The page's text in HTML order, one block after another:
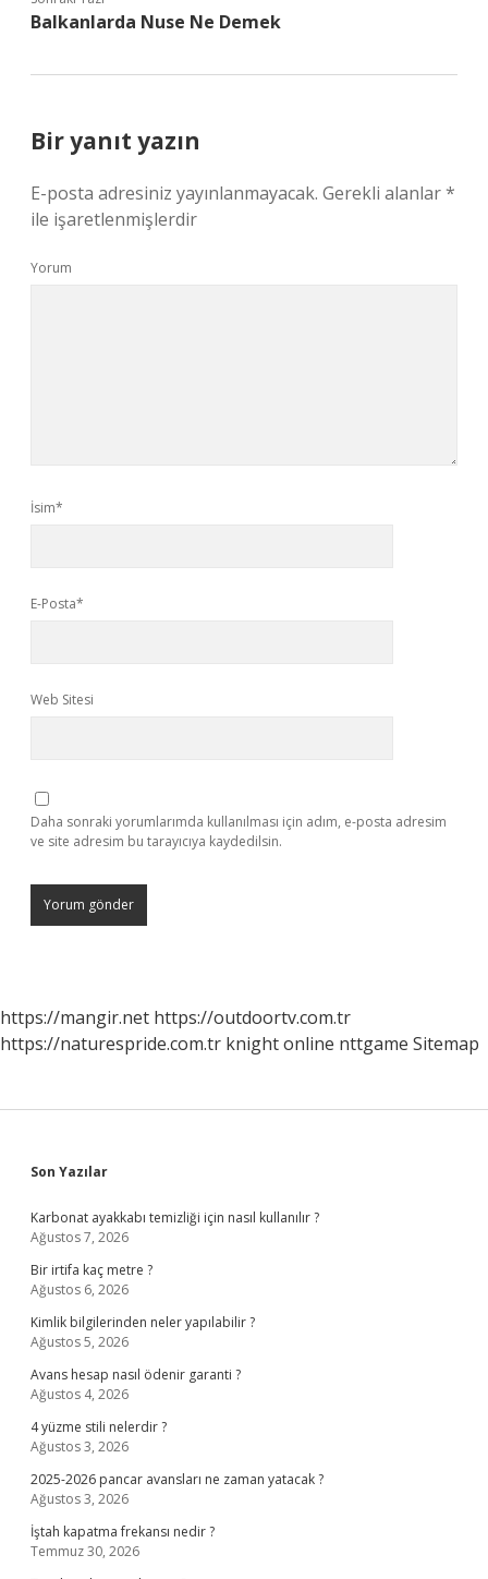
Balkanlarda Nuse Ne Demek
Bir yanıt yazın
E-posta adresiniz yayınlanmayacak. Gerekli alanlar*
ile işaretlenmişlerdir
Yorum
İsim*
E-Posta*
Web Sitesi
Daha sonraki yorumlarımda kullanılması için adım, e-posta adresim
ve site adresim bu tarayıcıya kaydedilsin.
https://mangir.net https://outdoortv.com.tr
https://naturespride.com.tr knight online nttgame Sitemap
Sidebar
Son Yazılar
Karbonat ayakkabı temizliği için nasıl kullanılır ?
Ağustos 7, 2026
Bir irtifa kaç metre ?
Ağustos 6, 2026
Kimlik bilgilerinden neler yapılabilir ?
Ağustos 5, 2026
Avans hesap nasıl ödenir garanti ?
Ağustos 4, 2026
4 yüzme stili nelerdir ?
Ağustos 3, 2026
2025-2026 pancar avansları ne zaman yatacak ?
Ağustos 3, 2026
İştah kapatma frekansı nedir ?
Temmuz 30, 2026